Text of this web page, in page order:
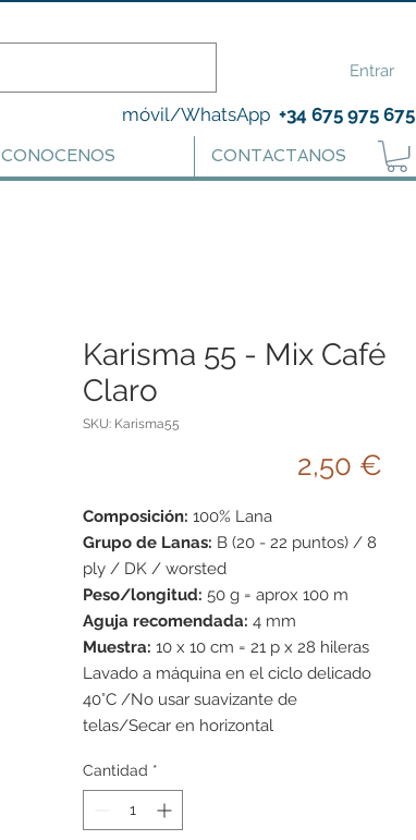
móvil/WhatsApp +34 675 975 675
Entrar
CONOCENOS CONTACTANOS
Karisma 55 - Mix Café
Claro
SKU: Karisma55
2,50 €
Composición: 100% Lana
Grupo de Lanas: B (20 - 22 puntos) / 8
ply / DK / worsted
Peso/longitud: 50 g = aprox 100 m
Aguja recomendada: 4 mm
Muestra: 10 x 10 cm = 21 p x 28 hileras
Lavado a máquina en el ciclo delicado
40°C /No usar suavizante de
telas/Secar en horizontal
Cantidad *